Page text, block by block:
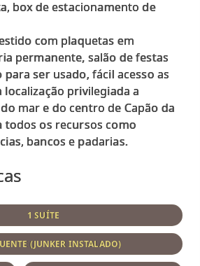
box de estacionamento de
com plaquetas em
permanente, salão de festas
ser usado, fácil acesso as
privilegiada a
mar e do centro de Capão da
todos os recursos como
mercados, farmácias, bancos e padarias.
1 SUÍTE
(JUNKER INSTALADO)